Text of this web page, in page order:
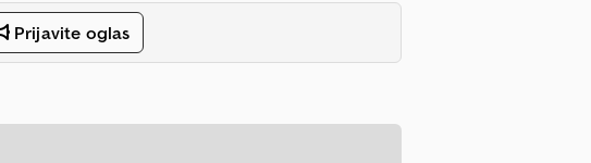
Prijavite oglas